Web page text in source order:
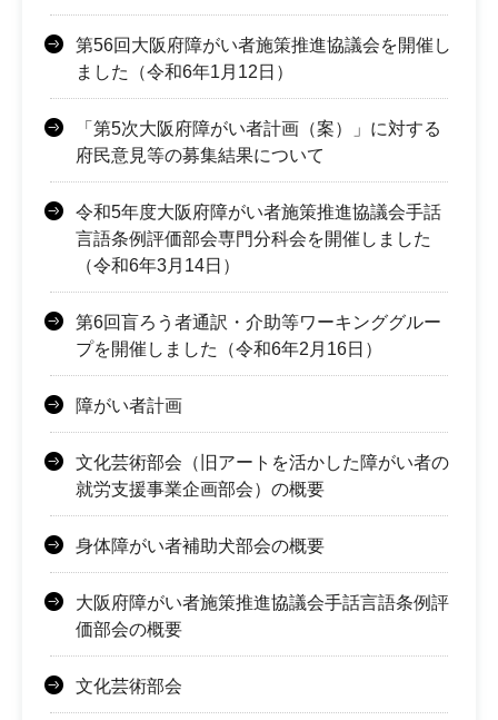
第56回大阪府障がい者施策推進協議会を開催し
ました（令和6年1月12日）
「第5次大阪府障がい者計画（案）」に対する
府民意見等の募集結果について
令和5年度大阪府障がい者施策推進協議会手話
言語条例評価部会専門分科会を開催しました
（令和6年3月14日）
第6回盲ろう者通訳・介助等ワーキンググルー
プを開催しました（令和6年2月16日）
障がい者計画
文化芸術部会（旧アートを活かした障がい者の
就労支援事業企画部会）の概要
身体障がい者補助犬部会の概要
大阪府障がい者施策推進協議会手話言語条例評
価部会の概要
文化芸術部会